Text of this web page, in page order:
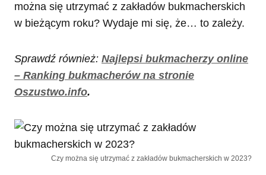
można się utrzymać z zakładów bukmacherskich
w bieżącym roku? Wydaje mi się, że… to zależy.
Sprawdź również: Najlepsi bukmacherzy online
– Ranking bukmacherów na stronie
Oszustwo.info.
Czy można się utrzymać z zakładów bukmacherskich w 2023?